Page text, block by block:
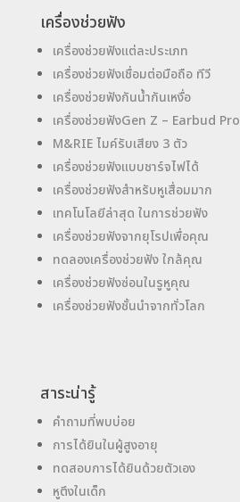
เครื่องช่วยฟัง
เครื่องช่วยฟังแต่ละประเภท
เครื่องช่วยฟังเชื่อมต่อมือถือ ทีวี
เครื่องช่วยฟังกันน้ำกันเหงื่อ
เครื่องช่วยฟังGen Z – Earbud Pro
M&RIE ไมค์รับเสียง 3 ตัว
เครื่องช่วยฟังแบบชาร์จไฟได้
เครื่องช่วยฟังสำหรับหูเสื่อมมาก
เทคโนโลยีล่าสุด ในการช่วยฟัง
เครื่องช่วยฟังจากยุโรปเพื่อคุณ
ทดลองเครื่องช่วยฟัง ใกล้คุณ
เครื่องช่วยฟังซ่อนในรูหูคุณ
เครื่องช่วยฟังชั้นนำจากทั่วโลก
สาระน่ารู้
คำถามที่พบบ่อย
การได้ยินในผู้สูงอายุ
ทดสอบการได้ยินด้วยตัวเอง
หูตึงในเด็ก